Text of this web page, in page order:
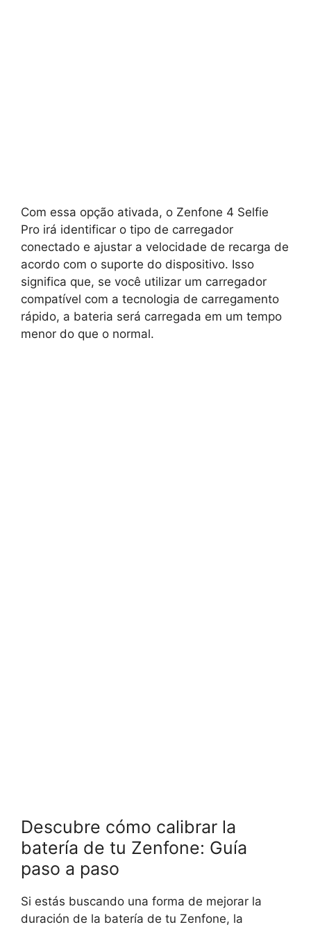
Com essa opção ativada, o Zenfone 4 Selfie
Pro irá identificar o tipo de carregador
conectado e ajustar a velocidade de recarga de
acordo com o suporte do dispositivo. Isso
significa que, se você utilizar um carregador
compatível com a tecnologia de carregamento
rápido, a bateria será carregada em um tempo
menor do que o normal.
Descubre cómo calibrar la
batería de tu Zenfone: Guía
paso a paso
Si estás buscando una forma de mejorar la
duración de la batería de tu Zenfone, la